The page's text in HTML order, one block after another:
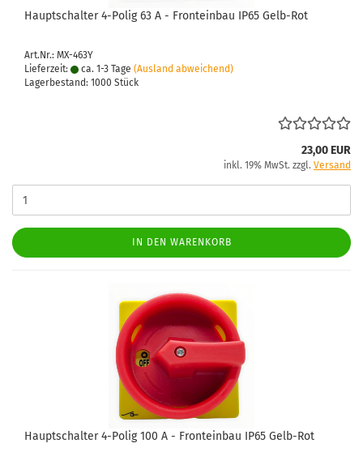
Haupt­schal­ter 4-​Polig 63 A - Front­ein­bau IP65 Gelb-​Rot
Art.Nr.: MX-463Y
Lieferzeit:
ca. 1-3 Tage (Ausland abweichend)
Lagerbestand: 1000 Stück
23,00 EUR
inkl. 19% MwSt. zzgl. Versand
IN DEN WARENKORB
Haupt­schal­ter 4-​Polig 100 A - Front­ein­bau IP65 Gelb-​Rot